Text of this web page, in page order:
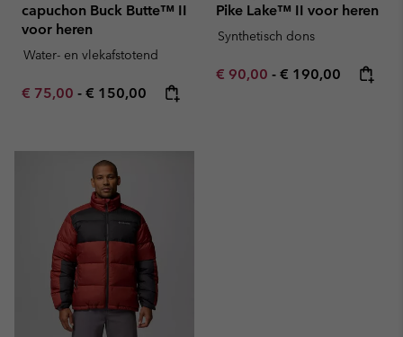
capuchon Buck Butte™ II
voor heren
Water- en vlekafstotend
Minimum sale price:
€ 75,00 - Maximum price:
€ 150,00
Pike Lake™ II voor heren
Synthetisch dons
Minimum sale price:
€ 90,00 - Maximum price:
€ 190,00